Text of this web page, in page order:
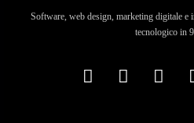
Software, web design, marketing digitale e
tecnologico in